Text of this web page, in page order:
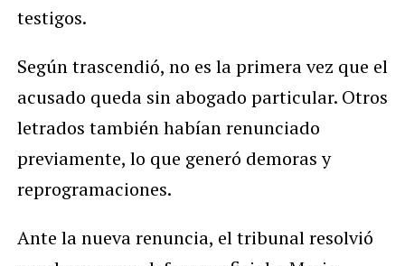
testigos.
Según trascendió, no es la primera vez que el
acusado queda sin abogado particular. Otros
letrados también habían renunciado
previamente, lo que generó demoras y
reprogramaciones.
Ante la nueva renuncia, el tribunal resolvió